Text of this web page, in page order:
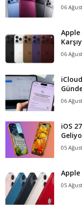
06
Apple
06
06
iOS
05
Apple
05